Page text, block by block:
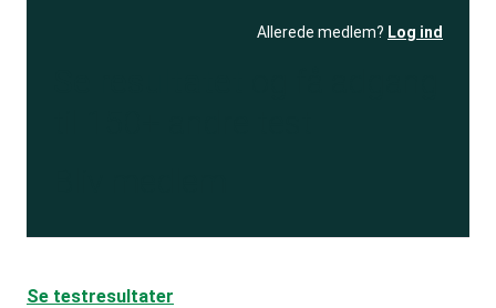
Allerede medlem? Log ind
Se testresultater